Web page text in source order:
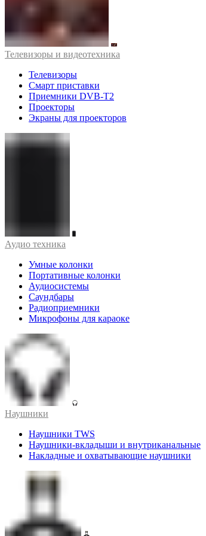
Телевизоры и видеотехника
Телевизоры
Смарт приставки
Приемники DVB-T2
Проекторы
Экраны для проекторов
Аудио техника
Умные колонки
Портативные колонки
Аудиосистемы
Саундбары
Радиоприемники
Микрофоны для караоке
Наушники
Наушники TWS
Наушники-вкладыши и внутриканальные
Накладные и охватывающие наушники